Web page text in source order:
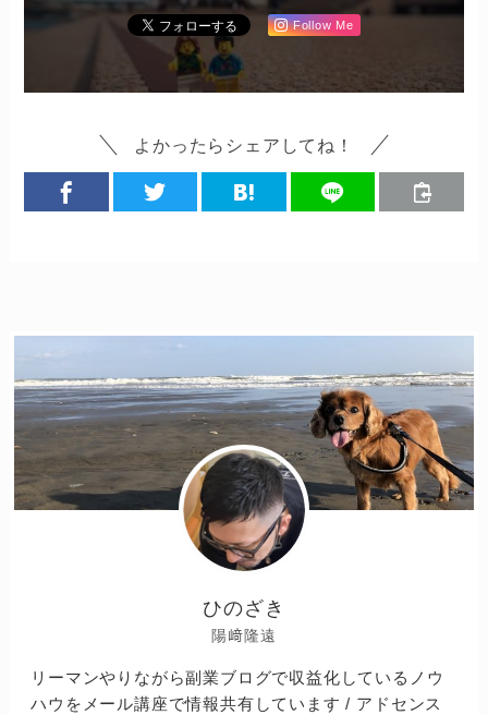
Follow Me
よかったらシェアしてね！
ひのざき
陽﨑隆遠
リーマンやりながら副業ブログで収益化しているノウ
ハウをメール講座で情報共有しています / アドセンス